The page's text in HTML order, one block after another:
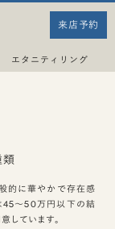
来店予約
エタニティリング
類
的に華やかで存在感
45〜50万円以下の結
しています。